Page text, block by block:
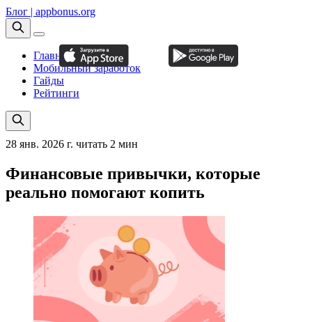
Блог | appbonus.org
Главная
Мобильный заработок
Гайды
Рейтинги
28 янв. 2026 г. читать 2 мин
Финансовые привычки, которые
реально помогают копить